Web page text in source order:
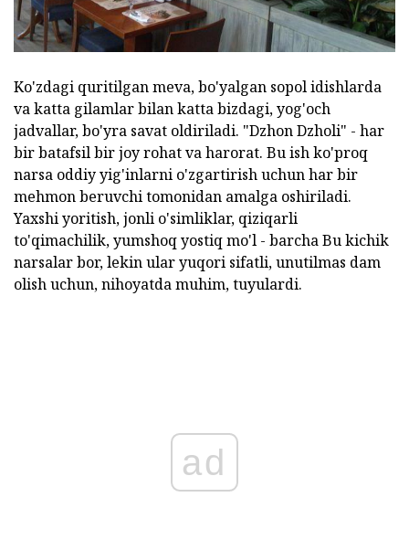
Ko'zdagi quritilgan meva, bo'yalgan sopol idishlarda
va katta gilamlar bilan katta bizdagi, yog'och
jadvallar, bo'yra savat oldiriladi. "Dzhon Dzholi" - har
bir batafsil bir joy rohat va harorat. Bu ish ko'proq
narsa oddiy yig'inlarni o'zgartirish uchun har bir
mehmon beruvchi tomonidan amalga oshiriladi.
Yaxshi yoritish, jonli o'simliklar, qiziqarli
to'qimachilik, yumshoq yostiq mo'l - barcha Bu kichik
narsalar bor, lekin ular yuqori sifatli, unutilmas dam
olish uchun, nihoyatda muhim, tuyulardi.
ad